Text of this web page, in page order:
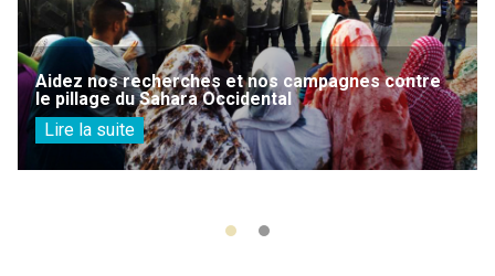
Aidez nos recherches et nos campagnes contre
le pillage du Sahara Occidental
Lire la suite